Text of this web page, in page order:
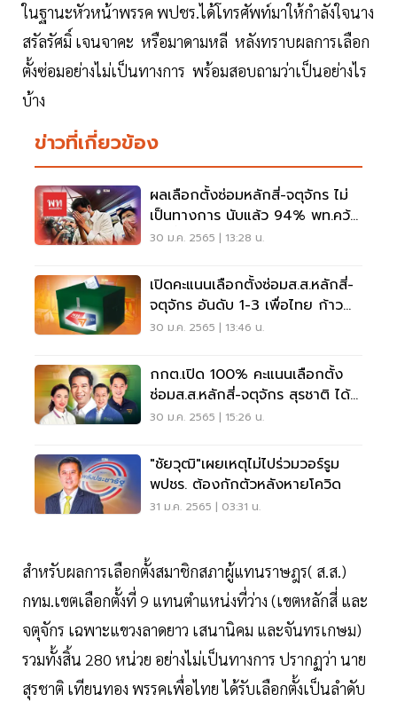
ในฐานะหัวหน้าพรรค​ พปชร.ได้โทรศัพท์มาให้กำลังใจนาง
สรัลรัศมิ์ เจนจาคะ หรือมาดามหลี หลังทราบผลการเลือก
ตั้งซ่อมอย่างไม่เป็นทางการ พร้อมสอบถามว่าเป็นอย่างไร
บ้าง
ข่าวที่เกี่ยวข้อง
ผลเลือกตั้งซ่อมหลักสี่-จตุจักร ไม่
เป็นทางการ นับแล้ว 94% พท.คว้า
เก้าอี้
30 ม.ค. 2565 | 13:28 น.
เปิดคะแนนเลือกตั้งซ่อมส.ส.หลักสี่-
จตุจักร อันดับ 1-3 เพื่อไทย ก้าว
ไกล กล้า
30 ม.ค. 2565 | 13:46 น.
กกต.เปิด 100% คะแนนเลือกตั้ง
ซ่อมส.ส.หลักสี่-จตุจักร สุรชาติ ได้
29,416 คะแนน
30 ม.ค. 2565 | 15:26 น.
"ชัยวุฒิ"เผยเหตุไม่ไปร่วมวอร์รูม
พปชร. ต้องกักตัวหลังหายโควิด
31 ม.ค. 2565 | 03:31 น.
สำหรับผลการเลือกตั้งสมาชิกสภาผู้แทนราษฎร( ส.ส.)
กทม.เขตเลือกตั้งที่ 9 แทนตำแหน่งที่ว่าง (เขตหลักสี่ และ
จตุจักร เฉพาะแขวงลาดยาว เสนานิคม และจันทรเกษม)
รวมทั้งสิ้น 280 หน่วย อย่างไม่เป็นทางการ ปรากฏว่า นาย
สุรชาติ เทียนทอง พรรคเพื่อไทย ได้รับเลือกตั้งเป็นลำดับ